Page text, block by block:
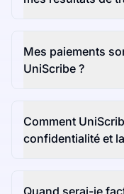
Mes paiements
UniScribe ?
Comment
confidentialité et